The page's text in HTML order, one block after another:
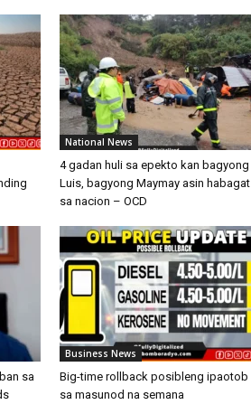
National News
4 gadan huli sa epekto kan bagyong
Luis, bagyong Maymay asin habagat
sa nacion – OCD
sa
Business News
Big-time rollback posibleng ipaotob
sa masunod na semana